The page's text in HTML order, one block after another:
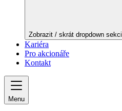
Zobrazit / skrát dropdown sekci
Kariéra
Pro akcionáře
Kontakt
Menu